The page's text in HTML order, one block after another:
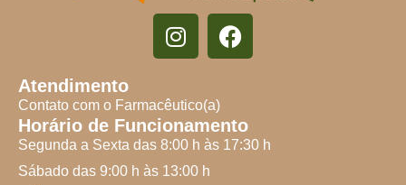
Atendimento
Contato com o Farmacêutico(a)
Horário de Funcionamento
Segunda a Sexta das 8:00 h às 17:30 h
Sábado das 9:00 h às 13:00 h